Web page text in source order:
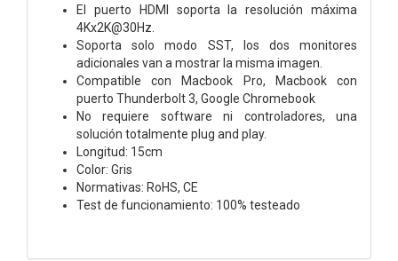
El puerto HDMI soporta la resolución máxima
4Kx2K@30Hz.
Soporta solo modo SST, los dos monitores
adicionales van a mostrar la misma imagen.
Compatible con Macbook Pro, Macbook con
puerto Thunderbolt 3, Google Chromebook
No requiere software ni controladores, una
solución totalmente plug and play.
Longitud: 15cm
Color: Gris
Normativas: RoHS, CE
Test de funcionamiento: 100% testeado